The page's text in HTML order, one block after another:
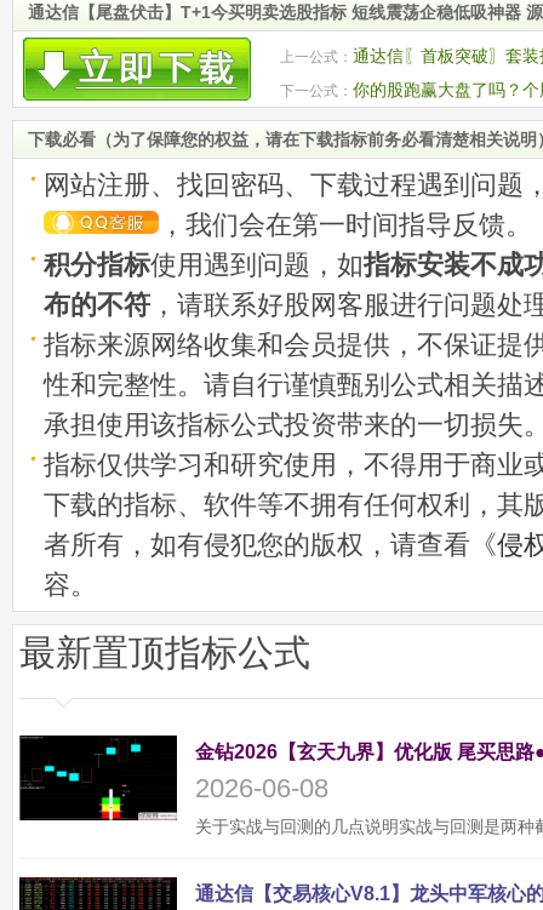
通达信【尾盘伏击】T+1今买明卖选股指标 短线震荡企稳低吸神器
上一公式： 通达信〖首板突破〗套
信号 源码
下一公式： 你的股跑赢大盘了吗？
图源码
下载必看（为了保障您的权益，请在下载指标前务必看清楚相关说明
网站注册、找回密码、下载过程遇到问题
，我们会在第一时间指导反馈。
积分指标使用遇到问题，如指标安装不成
布的不符 ，请联系好股网客服进行问题处
指标来源网络收集和会员提供，不保证提
性和完整性。请自行谨慎甄别公式相关描
承担使用该指标公式投资带来的一切损失
指标仅供学习和研究使用，不得用于商业
下载的指标、软件等不拥有任何权利，其
者所有，如有侵犯您的版权，请查看《侵
容。
最新置顶指标公式
金钻2026【玄天九界】优化版 尾买思
2026-06-08